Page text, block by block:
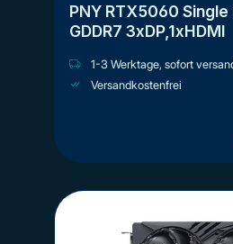
PNY RTX5060 Single Fan
GDDR7 3xDP,1xHDMI
1-3 Werktage, sofort
Versandkostenfrei